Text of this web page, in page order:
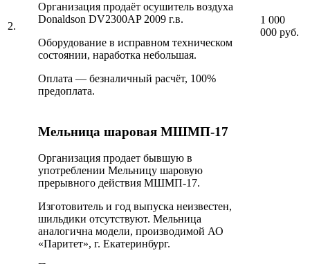
2.
Организация продаёт осушитель воздуха
Donaldson DV2300AP 2009 г.в.
Оборудование в исправном техническом
состоянии, наработка небольшая.
Оплата — безналичный расчёт, 100%
предоплата.
1 000
000 руб.
Мельница шаровая МШМП-17
Организация продает бывшую в
употреблении Мельницу шаровую
прерывного действия МШМП-17.
Изготовитель и год выпуска неизвестен,
шильдики отсутствуют. Мельница
аналогична модели, производимой АО
«Паритет», г. Екатеринбург.